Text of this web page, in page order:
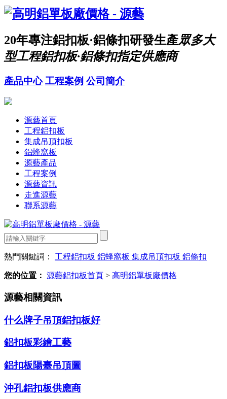
20年專注鋁扣板·鋁條扣研發生產眾多大
型工程鋁扣板·鋁條扣指定供應商
產品中心 工程案例 公司簡介
源藝首頁
工程鋁扣板
集成吊頂扣板
鋁蜂窩板
源藝產品
工程案例
源藝資訊
走進源藝
聯系源藝
熱門關鍵詞： 工程鋁扣板 鋁蜂窩板 集成吊頂扣板 鋁條扣
您的位置： 源藝鋁扣板首頁 > 高明鋁單板廠價格
源藝相關資訊
什么牌子吊頂鋁扣板好
鋁扣板彩繪工藝
鋁扣板陽臺吊頂圖
沖孔鋁扣板供應商